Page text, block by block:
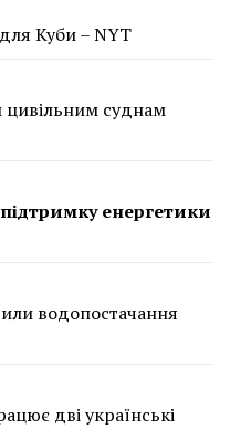
Куби – NYT
суднам
енергетики
водопостачання
дві українські